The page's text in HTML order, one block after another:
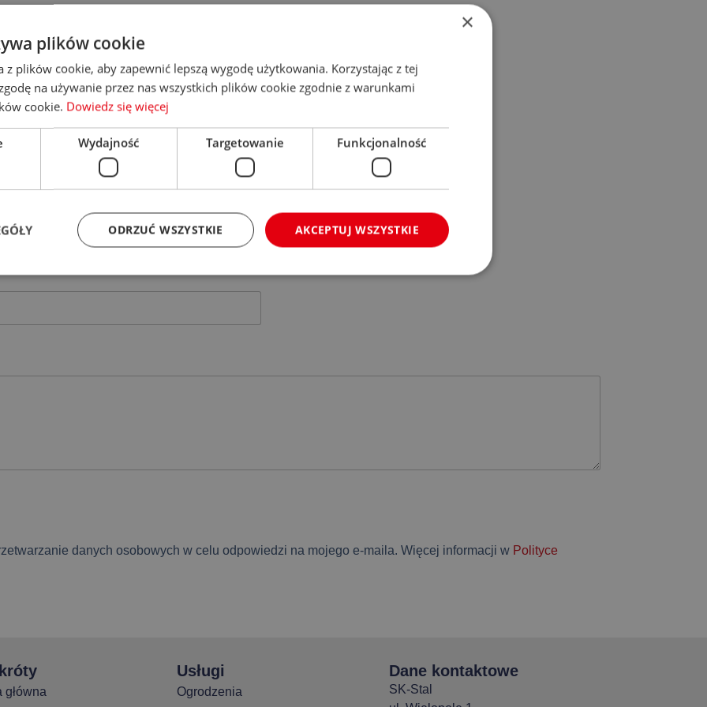
danych osobowych w celu odpowiedzi na mojego e-maila. Więcej informacji w Polityce
główna
Usługi
Ogrodzenia
Dane kontaktowe
SK-Stal
×
plików cookie
z plików cookie, aby zapewnić lepszą wygodę użytkowania. Korzystając z tej
na używanie przez nas wszystkich plików cookie zgodnie z warunkami
cookie. Dowiedz się więcej
Wydajność Targetowanie Funkcjonalność
AKCEPTUJ WSZYSTKIE
ODRZUĆ WSZYSTKIE